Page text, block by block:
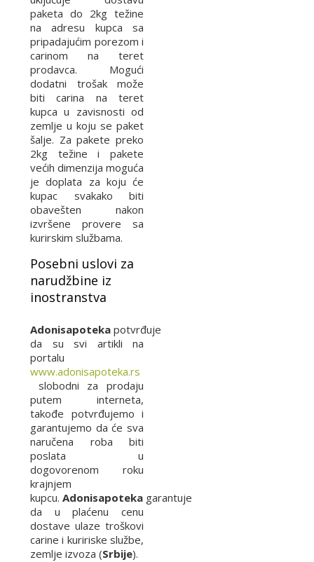
paketa do 2kg težine
na adresu kupca sa
pripadajućim porezom i
carinom na teret
prodavca. Mogući
dodatni trošak može
biti carina na teret
kupca u zavisnosti od
zemlje u koju se paket
šalje. Za pakete preko
2kg težine i pakete
većih dimenzija moguća
je doplata za koju će
kupac svakako biti
obavešten nakon
izvršene provere sa
kurirskim službama.
Posebni uslovi za
narudžbine iz
inostranstva
Adonisapoteka potvrđuje
da su svi artikli na
portalu
www.adonisapoteka.rs
slobodni za prodaju
putem interneta,
takođe potvrđujemo i
garantujemo da će sva
naručena roba biti
poslata u
dogovorenom roku
krajnjem
kupcu. Adonisapoteka garantuje
da u plaćenu cenu
dostave ulaze troškovi
carine i kuririske službe,
zemlje izvoza (Srbije).